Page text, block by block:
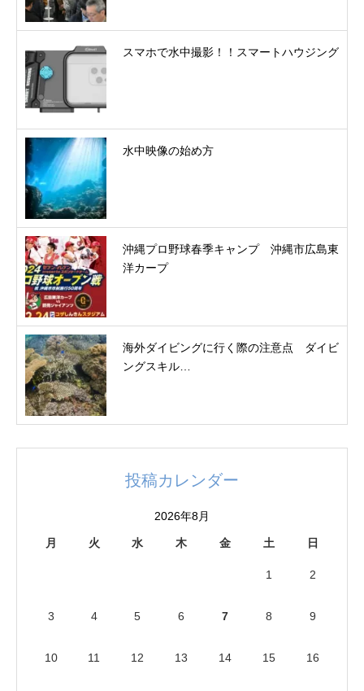
スマホで水中撮影！！スマートハウジング
水中映像の始め方
沖縄プロ野球春季キャンプ 沖縄市広島東
洋カープ
海外ダイビングに行く際の注意点 ダイビ
ングスキル…
投稿カレンダー
2026年8月
月 火 水 木 金 土 日
1 2
3 4 5 6 7 8 9
10 11 12 13 14 15 16